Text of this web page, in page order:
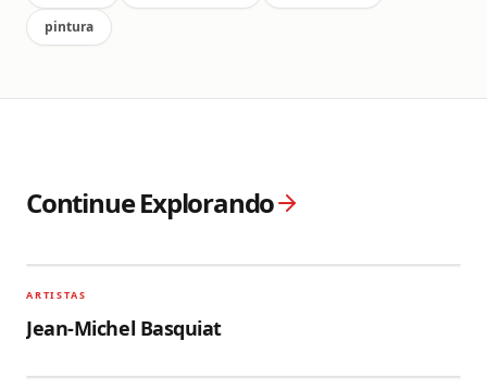
pintura
Continue Explorando
ARTISTAS
Jean-Michel Basquiat